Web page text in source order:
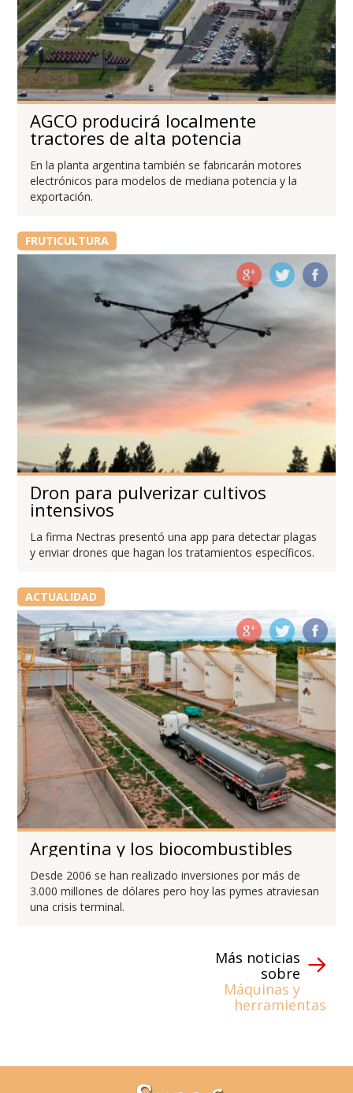
AGCO producirá localmente
tractores de alta potencia
En la planta argentina también se fabricarán motores
electrónicos para modelos de mediana potencia y la
exportación.
FRUTICULTURA
Dron para pulverizar cultivos
intensivos
La firma Nectras presentó una app para detectar plagas
y enviar drones que hagan los tratamientos específicos.
ACTUALIDAD
Argentina y los biocombustibles
Desde 2006 se han realizado inversiones por más de
3.000 millones de dólares pero hoy las pymes atraviesan
una crisis terminal.
Más noticias
sobre
Máquinas y
herramientas